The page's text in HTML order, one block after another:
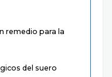
remedio para la
del suero